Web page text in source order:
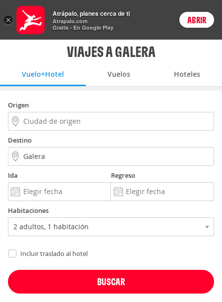
Vuelo+Hotel Login
VIAJES A GALERA
Vuelo+Hotel Vuelos Hoteles
Origen
Destino
Ida Regreso
Habitaciones
Incluir traslado al hotel
×
Atrápalo, planes cerca de ti
Atrapalo.com
Gratis - En Google Play
ABRIR